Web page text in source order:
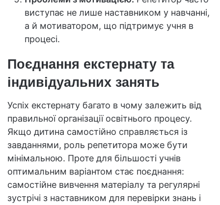
виступає не лише наставником у навчанні,
а й мотиватором, що підтримує учня в
процесі.
Поєднання екстернату та
індивідуальних занять
Успіх екстернату багато в чому залежить від
правильної організації освітнього процесу.
Якщо дитина самостійно справляється із
завданнями, роль репетитора може бути
мінімальною. Проте для більшості учнів
оптимальним варіантом стає поєднання:
самостійне вивчення матеріалу та регулярні
зустрічі з наставником для перевірки знань і